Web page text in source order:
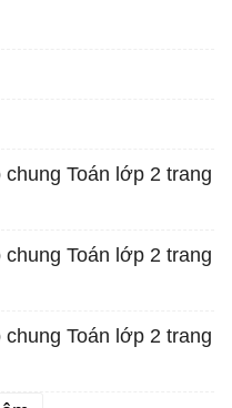
Toán lớp 2 trang
Toán lớp 2 trang
Toán lớp 2 trang